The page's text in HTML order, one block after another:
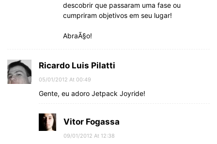
descobrir que passaram uma fase ou
cumpriram objetivos em seu lugar!
AbraÃ§o!
Ricardo Luis Pilatti
05/01/2012 At 00:49
Gente, eu adoro Jetpack Joyride!
Vitor Fogassa
09/01/2012 At 12:38